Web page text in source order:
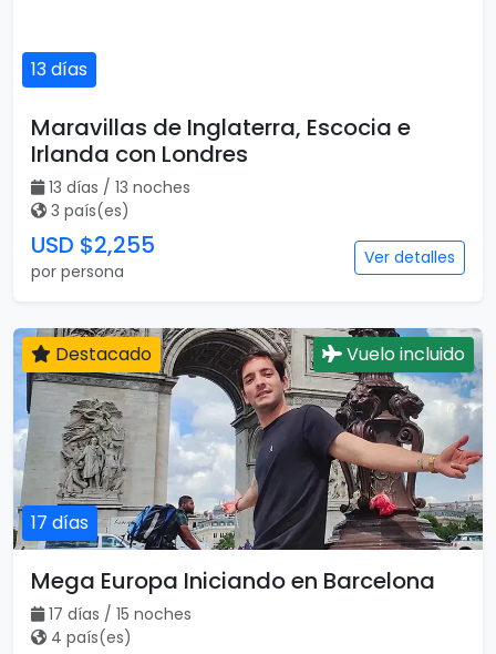
13 días
Maravillas de Inglaterra, Escocia e
Irlanda con Londres
13 días / 13 noches
3 país(es)
USD $2,255
por persona
Ver detalles
17 días
Destacado Vuelo incluido
Mega Europa Iniciando en Barcelona
17 días / 15 noches
4 país(es)